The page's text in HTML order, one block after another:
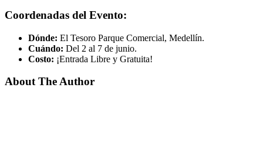
Coordenadas del Evento:
Dónde: El Tesoro Parque Comercial, Medellín.
Cuándo: Del 2 al 7 de junio.
Costo: ¡Entrada Libre y Gratuita!
About The Author